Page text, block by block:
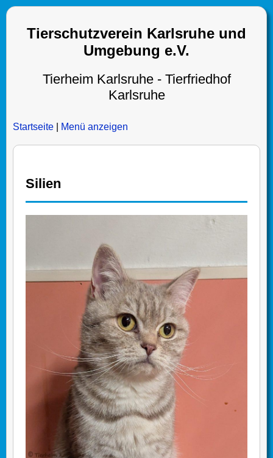
Tierschutzverein Karlsruhe und
Umgebung e.V.
Tierheim Karlsruhe - Tierfriedhof
Karlsruhe
Startseite Menü anzeigen
Silien